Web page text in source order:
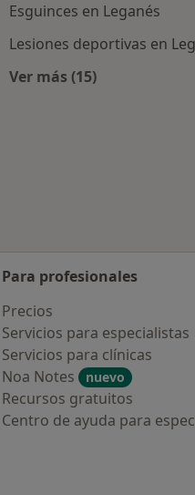
Esguinces en Leganés
Lesiones deportivas en
Ver más (15)
Para profesionales
Precios
Servicios para especialistas
Servicios para clínicas
Noa Notes
nuevo
Recursos gratuitos
Centro de ayuda para